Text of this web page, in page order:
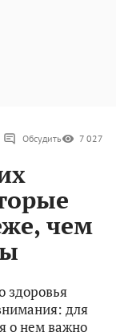
Обсудить 7 027
чем
здоровья
для
о нем важно